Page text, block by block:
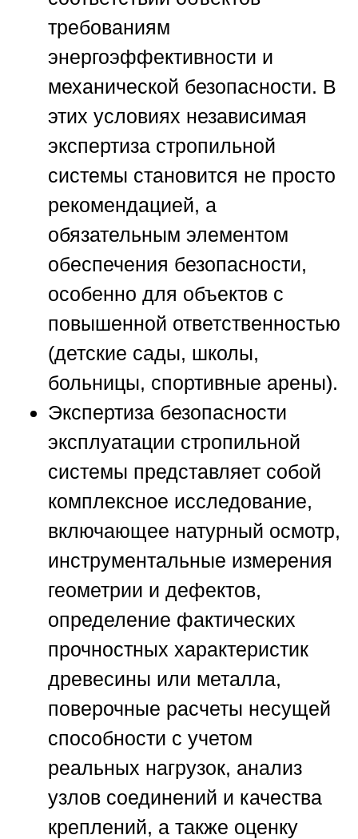
требованиям
энергоэффективности и
механической безопасности. В
этих условиях независимая
экспертиза стропильной
системы становится не просто
рекомендацией, а
обязательным элементом
обеспечения безопасности,
особенно для объектов с
повышенной ответственностью
(детские сады, школы,
больницы, спортивные арены).
Экспертиза безопасности
эксплуатации стропильной
системы представляет собой
комплексное исследование,
включающее натурный осмотр,
инструментальные измерения
геометрии и дефектов,
определение фактических
прочностных характеристик
древесины или металла,
поверочные расчеты несущей
способности с учетом
реальных нагрузок, анализ
узлов соединений и качества
креплений, а также оценку